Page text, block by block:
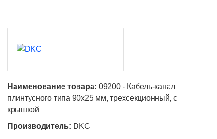
Наименование товара: 09200 - Кабель-канал
плинтусного типа 90х25 мм, трехсекционный, с
крышкой
Производитель: DKC